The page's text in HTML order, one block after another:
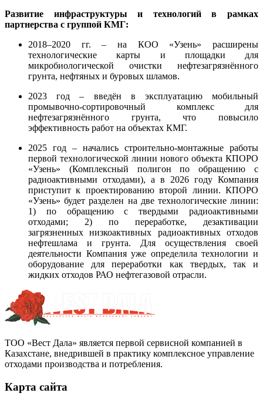
Развитие инфраструктуры и технологий в рамках
партнерства с группой КМГ:
2018–2020 гг. – на КОО «Узень» расширены
технологические карты и площадки для
микробиологической очистки нефтезагрязнённого
грунта, нефтяных и буровых шламов.
2023 год – введён в эксплуатацию мобильный
промывочно-сортировочный комплекс для
нефтезагрязнённого грунта, что повысило
эффективность работ на объектах КМГ.
2025 год – начались строительно-монтажные работы
первой технологической линии нового объекта КПОРО
«Узень» (Комплексный полигон по обращению с
радиоактивными отходами), а в 2026 году Компания
приступит к проектированию второй линии. КПОРО
«Узень» будет разделен на две технологические линии:
1) по обращению с твердыми радиоактивными
отходами; 2) по переработке, дезактивации
загрязненных низкоактивных радиоактивных отходов
нефтешлама и грунта. Для осуществления своей
деятельности Компания уже определила технологии и
оборудование для переработки как твердых, так и
жидких отходов РАО нефтегазовой отрасли.
ТОО «Вест Дала» является первой сервисной компанией в
Казахстане, внедрившей в практику комплексное управление
отходами производства и потребления.
Карта сайта